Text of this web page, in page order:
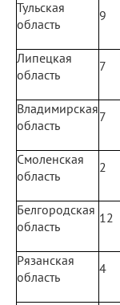
Тульская
область
9
Липецкая
область
7
Владимирская
область
7
Смоленская
область
2
Белгородская
область
12
Рязанская
область
4